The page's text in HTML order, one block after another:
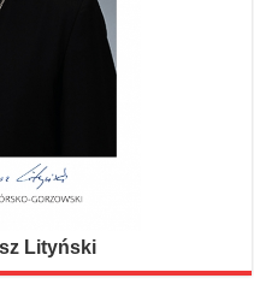
Lityński